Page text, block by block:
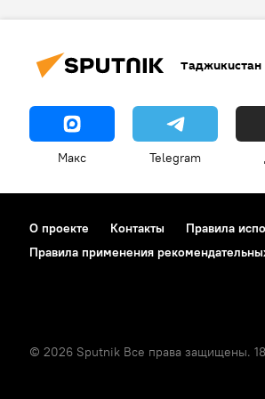
Таджикистан
Макс Telegram
О проекте Контакты Правила
Правила применения
© 2026 Sputnik Все права защищены.